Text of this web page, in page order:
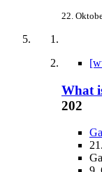
22.
What
202